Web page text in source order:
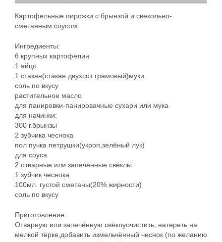
Картофельные пирожки с брынзой и свекольно-
сметанным соусом
Ингредиенты:
6 крупных картофелин
1 яйцо
1 стакан(стакан двухсот грамовый)муки
соль по вкусу
растительное масло
для панировки-панировачные сухари или мука
для начинки:
300 г.брынзы
2 зубчика чеснока
пол пучка петрушки(укроп,зелёный лук)
для соуса
2 отварные или запечённые свёклы
1 зубчик чеснока
100мл. густой сметаны(20% жирности)
соль по вкусу
Приготовление:
Отварную или запечённую свёклуочистить, натереть на
мелкой тёрке,добавить измельчённый чеснок (по желанию